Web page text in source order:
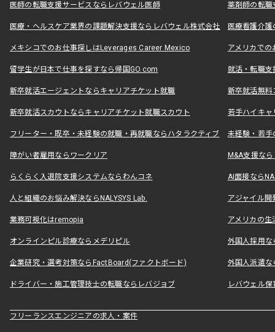
医師の転職支援サービスならレバウェル医師 薬剤師の転
医療・ヘルスケア業界の課題解決支援ならレバウェル株式会社 医療看護介
メキシコでのお仕事探しはLeverages Career Mexico アメリカで
留学生が日本で仕事を探すなら帰国GO.com 就活・転職
新卒就活エージェントならキャリアチケット就職 新卒就活無料
新卒就活スカウトならキャリアチケット就職スカウト 若手ハイキ
フリーター・既卒・未経験の就職・再就職ならハタラクティブ 未経験・若手
障がい者雇用ならワークリア M&A支援な
らくらく入退院支援システムならわんコネ AI面接なら
人と組織のお悩み解決ならNALYSYS Lab. アジャイル
業務可視化はremopia アメリカの
オンラインピル診療ならメデリピル 外国人採用
企業研究・選考対策ならFactBoard(ファクトボード) 外国人派遣な
ドライバー・施工管理技士の転職ならレバジョブ レバウェル
フリーランスエンジニアの求人・案件